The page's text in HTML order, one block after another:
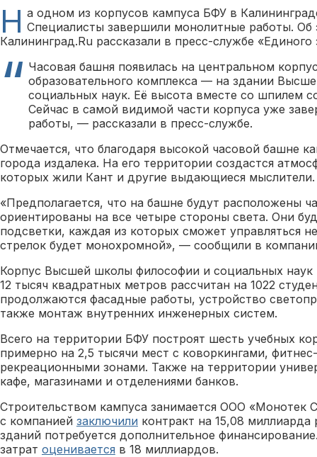
Н а одном из корпусов кампуса БФУ в
Специалисты завершили монолитные работы. Об
Калининград.Ru рассказали в пресс-службе «Единого
Часовая башня появилась на центральном
образовательного комплекса — на здании
социальных наук. Её высота вместе со шпилем
Сейчас в самой видимой части корпуса уже
работы, — рассказали в пресс-службе.
Отмечается, что благодаря высокой часовой башне
города издалека. На его территории создастся
которых жили Кант и другие выдающиеся мыслители.
«Предполагается, что на башне будут расположены
ориентированы на все четыре стороны света. Они
подсветки, каждая из которых сможет управляться
стрелок будет монохромной», — сообщили в
Корпус Высшей школы философии и социальных
12 тысяч квадратных метров рассчитан на 1022
продолжаются фасадные работы, устройство
также монтаж внутренних инженерных систем.
Всего на территории БФУ построят шесть учебных
примерно на 2,5 тысячи мест с коворкингами,
рекреационными зонами. Также на территории
кафе, магазинами и отделениями банков.
Строительством кампуса занимается ООО «Монотек
с компанией заключили контракт на 15,08
зданий потребуется дополнительное
затрат оценивается в 18 миллиардов.